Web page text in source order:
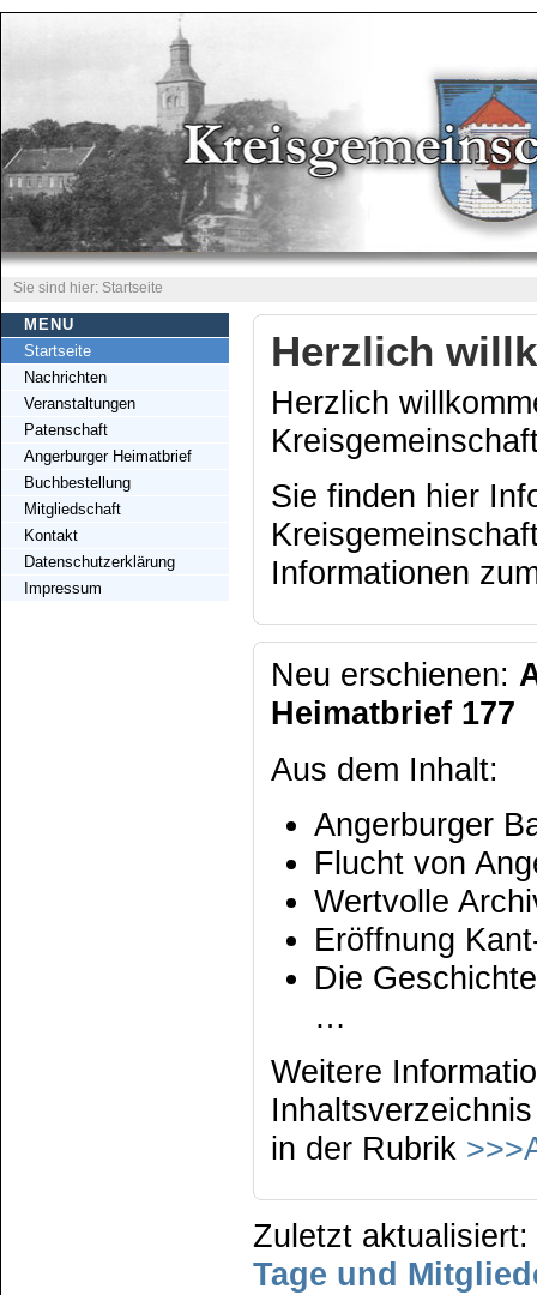
Sie sind hier: Startseite
MENU
Startseite
Nachrichten
Veranstaltungen
Patenschaft
Angerburger Heimatbrief
Buchbestellung
Mitgliedschaft
Kontakt
Datenschutzerklärung
Impressum
Herzlich
Herzlich
Sie finden hier
Informationen
Neu erschienen:
Heimatbrief 177
Aus dem Inhalt:
Angerburger
Flucht von
Wertvolle
Eröffnung
Die
…
Weitere
in der Rubrik
Zuletzt
Tage und